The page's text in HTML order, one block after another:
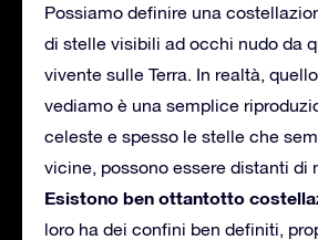
Possiamo definire una
di stelle visibili ad occhi nudo da
vivente sulle Terra. In realtà,
vediamo è una semplice
celeste e spesso le stelle che
vicine, possono essere distanti di
Esistono ben ottantotto
loro ha dei confini ben definiti,